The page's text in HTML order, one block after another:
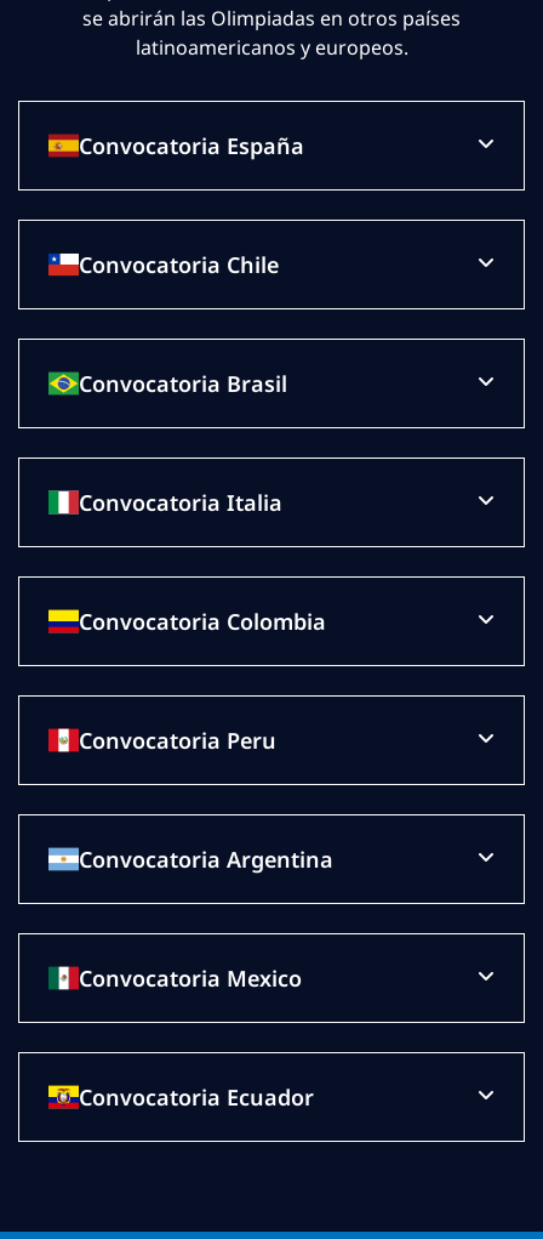
se abrirán las Olimpiadas en otros países
latinoamericanos y europeos.
Convocatoria España
Convocatoria Chile
Convocatoria Brasil
Convocatoria Italia
Convocatoria Colombia
Convocatoria Peru
Convocatoria Argentina
Convocatoria Mexico
Convocatoria Ecuador